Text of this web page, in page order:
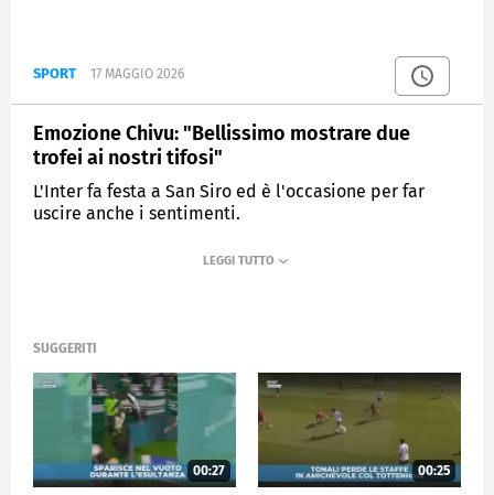
SPORT 17 MAGGIO 2026
Emozione Chivu: "Bellissimo mostrare due
trofei ai nostri tifosi"
L'Inter fa festa a San Siro ed è l'occasione per far
uscire anche i sentimenti.
SPORTMEDIASET
SUGGERITI
00:27 00:25